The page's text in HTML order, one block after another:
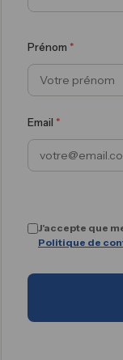
Prénom *
Email *
J'accepte que
Politique de